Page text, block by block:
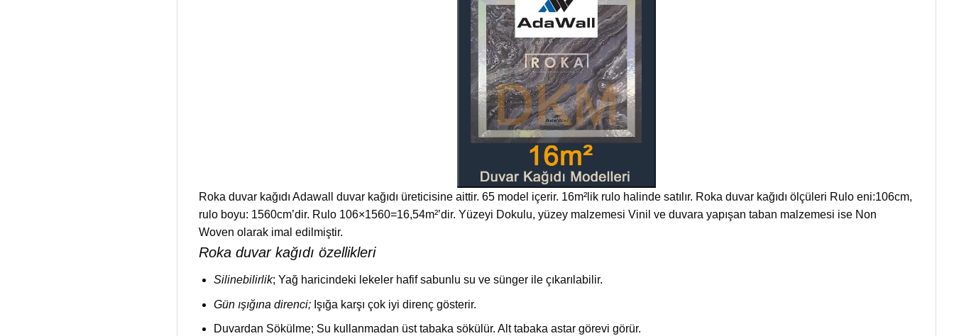
Roka duvar kağıdı Adawall duvar kağıdı üreticisine aittir. 65 model içerir. 16m²lik rulo halinde satılır. Roka duvar kağıdı ölçüleri Rulo eni:106cm,
rulo boyu: 1560cm’dir. Rulo 106×1560=16,54m²’dir. Yüzeyi Dokulu, yüzey malzemesi Vinil ve duvara yapışan taban malzemesi ise Non
Woven olarak imal edilmiştir.
Roka duvar kağıdı özellikleri
Silinebilirlik; Yağ haricindeki lekeler hafif sabunlu su ve sünger ile çıkarılabilir.
Gün ışığına direnci; Işığa karşı çok iyi direnç gösterir.
Duvardan Sökülme; Su kullanmadan üst tabaka sökülür. Alt tabaka astar görevi görür.